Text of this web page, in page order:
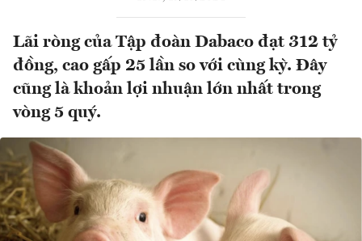
Lãi ròng của Tập đoàn Dabaco đạt 312 tỷ
đồng, cao gấp 25 lần so với cùng kỳ. Đây
cũng là khoản lợi nhuận lớn nhất trong
vòng 5 quý.